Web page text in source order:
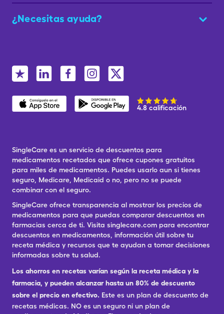
¿Necesitas ayuda?
4.8 calificación
SingleCare es un servicio de descuentos para
medicamentos recetados que ofrece cupones gratuitos
para miles de medicamentos. Puedes usarlo aun si tienes
seguro, Medicare, Medicaid o no, pero no se puede
combinar con el seguro.
SingleCare ofrece transparencia al mostrar los precios de
medicamentos para que puedas comparar descuentos en
farmacias cerca de ti. Visita singlecare.com para encontrar
descuentos en medicamentos, información útil sobre tu
receta médica y recursos que te ayudan a tomar decisiones
informadas sobre tu salud.
Los ahorros en recetas varían según la receta médica y la
farmacia, y pueden alcanzar hasta un 80% de descuento
sobre el precio en efectivo. Este es un plan de descuento de
recetas médicas. NO es un seguro ni un plan de